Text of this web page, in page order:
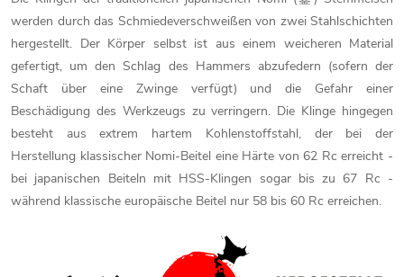
werden durch das Schmiedeverschweißen von zwei Stahlschichten
hergestellt. Der Körper selbst ist aus einem weicheren Material
gefertigt, um den Schlag des Hammers abzufedern (sofern der
Schaft über eine Zwinge verfügt) und die Gefahr einer
Beschädigung des Werkzeugs zu verringern. Die Klinge hingegen
besteht aus extrem hartem Kohlenstoffstahl, der bei der
Herstellung klassischer Nomi-Beitel eine Härte von 62 Rc erreicht -
bei japanischen Beiteln mit HSS-Klingen sogar bis zu 67 Rc -
während klassische europäische Beitel nur 58 bis 60 Rc erreichen.